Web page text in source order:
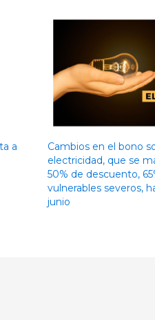
a
Cambios en el bono
electricidad, que se
50% de descuento,
vulnerables severos,
junio